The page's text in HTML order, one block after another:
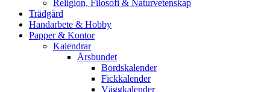
Religion, Filosofi & Naturvetenskap
Trädgård
Handarbete & Hobby
Papper & Kontor
Kalendrar
Årsbundet
Bordskalender
Fickkalender
Väggkalender